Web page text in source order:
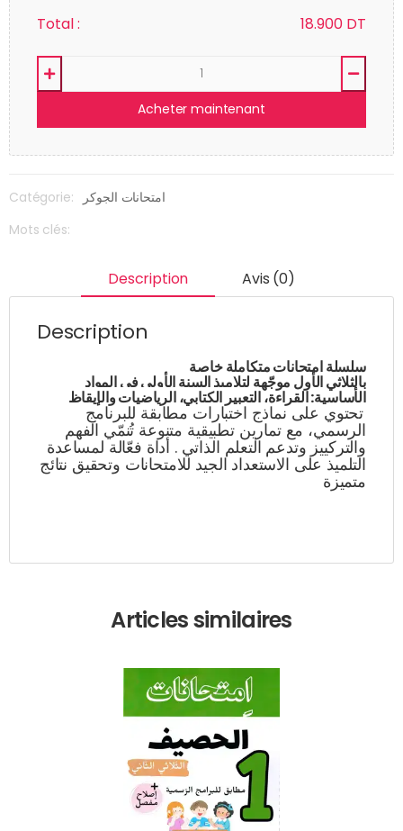
Total : 18.900 DT
Acheter maintenant
Catégorie:
امتحانات الجوكر
Mots clés:
Description Avis (0)
Description
سلسلة امتحانات متكاملة خاصة
بالثلاثي الأول موجّهة لتلاميذ السنة الأولى في المواد
الأساسية: القراءة،التعبير الكتابي، الرياضيات والإيقاظ
تحتوي على نماذج اختبارات مطابقة للبرنامج
الرسمي، مع تمارين تطبيقية متنوعة تُنمّي الفهم
والتركييز وتدعم التعلم الذاتي . أداة فعّالة لمساعدة
التلميذ على الاستعداد الجيد للامتحانات وتحقيق نتائج
متميزة
Articles similaires